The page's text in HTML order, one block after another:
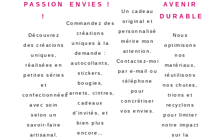
PASSION
!
Découvrez
des créations
uniques,
réalisées en
petites séries
et
confectionnées
avec soin
selon un
savoir-faire
artisanal.
ENVIES !
Commandez des
créations
uniques à la
demande :
autocollants,
stickers,
bougies,
carnets, cintres,
cadeaux
d’invités, et
bien plus
encore…
Un cadeau
original et
personnalisé
mérite mon
attention.
Contactez-moi
par e-mail ou
téléphone
pour
concrétiser
vos envies.
AVENIR
DURABLE
Nous
optimisons
nos
matériaux,
réutilisons
nos chutes,
trions et
recyclons
pour limiter
notre impact
sur la